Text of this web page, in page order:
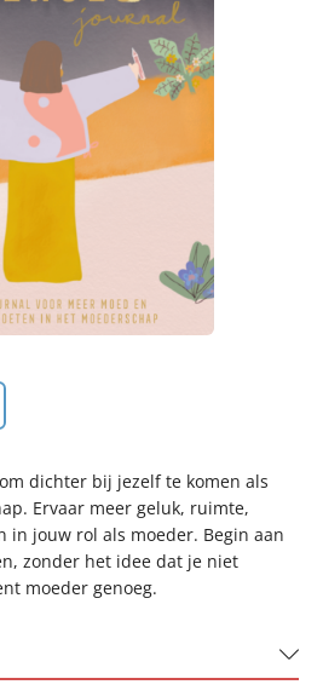
dichter bij jezelf te komen als
Ervaar meer geluk, ruimte,
in jouw rol als moeder. Begin aan
zonder het idee dat je niet
moeder genoeg.